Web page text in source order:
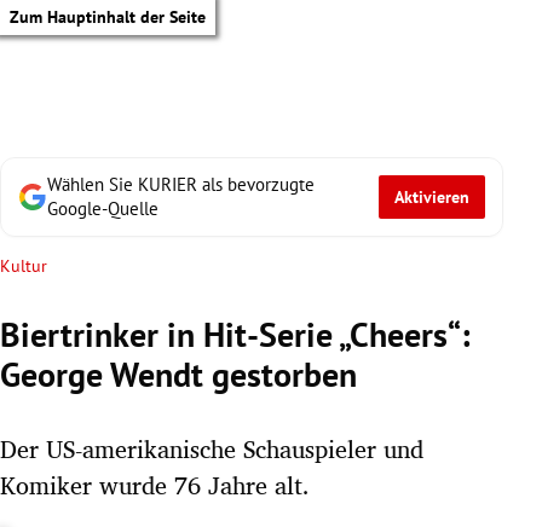
Zum Hauptinhalt der Seite
Wählen Sie KURIER als bevorzugte
Google-Quelle
Aktivieren
Kultur
Biertrinker in Hit-Serie „Cheers“:
George Wendt gestorben
Der US-amerikanische Schauspieler und
Komiker wurde 76 Jahre alt.